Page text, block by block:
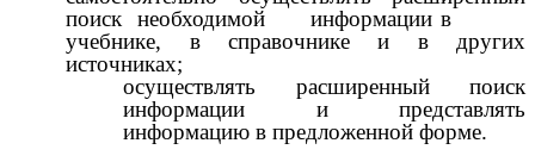
поиск необходимой информации в
учебнике, в справочнике и в других
источниках;
осуществлять расширенный поиск
информации и представлять
информацию в предложенной форме.